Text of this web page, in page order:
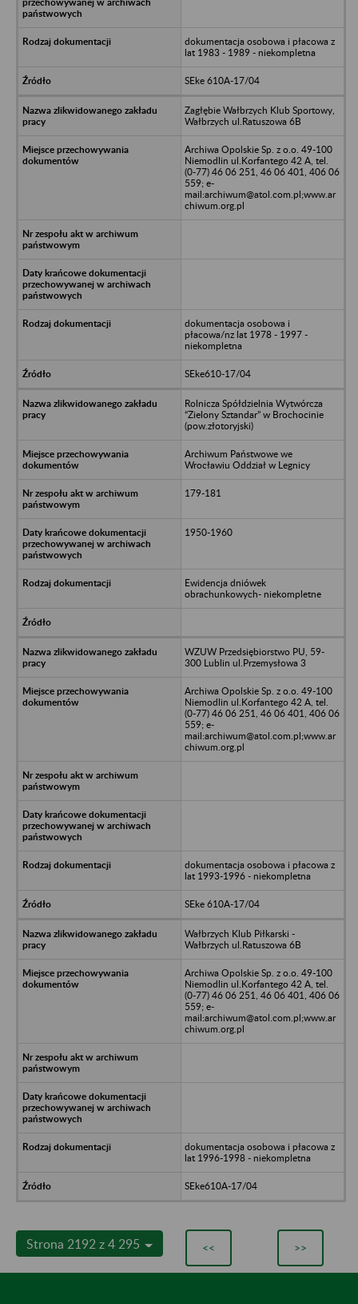
dokumentacja osobowa i płacowa z
lat 1983 - 1989 - niekompletna
SEke 610A-17/04
Zagłębie Wałbrzych Klub Sportowy,
Wałbrzych ul.Ratuszowa 6B
Archiwa Opolskie Sp. z o.o. 49-100
Niemodlin ul.Korfantego 42 A, tel.
(0-77) 46 06 251, 46 06 401, 406 06
559; e-
mail:archiwum@atol.com.pl;www.ar
chiwum.org.pl
dokumentacja osobowa i
płacowa/nz lat 1978 - 1997 -
niekompletna
SEke610-17/04
Rolnicza Spółdzielnia Wytwórcza
“Zielony Sztandar” w Brochocinie
(pow.złotoryjski)
Archiwum Państwowe we
Wrocławiu Oddział w Legnicy
179-181
1950-1960
Ewidencja dniówek
obrachunkowych- niekompletne
WZUW Przedsiębiorstwo PU, 59-
300 Lublin ul.Przemysłowa 3
Archiwa Opolskie Sp. z o.o. 49-100
Niemodlin ul.Korfantego 42 A, tel.
(0-77) 46 06 251, 46 06 401, 406 06
559; e-
mail:archiwum@atol.com.pl;www.ar
chiwum.org.pl
dokumentacja osobowa i płacowa z
lat 1993-1996 - niekompletna
SEke 610A-17/04
Wałbrzych Klub Piłkarski -
Wałbrzych ul.Ratuszowa 6B
Archiwa Opolskie Sp. z o.o. 49-100
Niemodlin ul.Korfantego 42 A, tel.
(0-77) 46 06 251, 46 06 401, 406 06
559; e-
mail:archiwum@atol.com.pl;www.ar
chiwum.org.pl
dokumentacja osobowa i płacowa z
lat 1996-1998 - niekompletna
SEke610A-17/04
Strona 2192 z 4 295 << >>